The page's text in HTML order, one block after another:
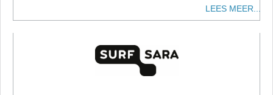
LEES MEER...